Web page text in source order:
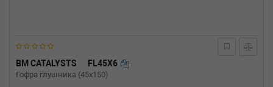
BM CATALYSTS FL45X6
Гофра глушника (45x150)